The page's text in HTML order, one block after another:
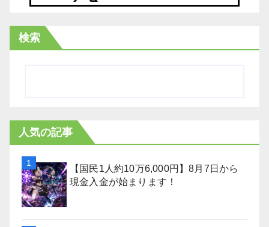
検索
人気の記事
【国民1人約10万6,000円】8月7日から
現金入金が始まります！